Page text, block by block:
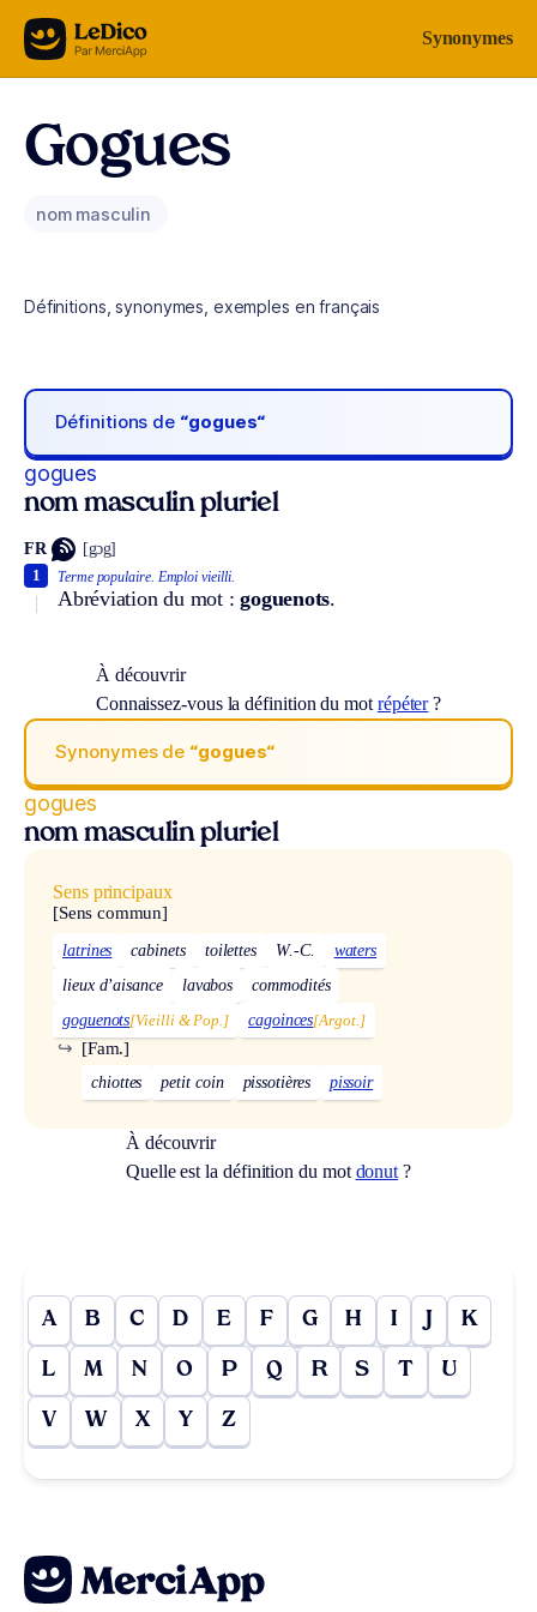
Aller au contenu Synonymes
Gogues
nom masculin
Définitions, synonymes, exemples en français
Définitions de “gogues“
gogues
nom masculin pluriel
FR [gɔg]
Terme populaire. Emploi vieilli.
Abréviation du mot :goguenots.
1
À découvrir
Connaissez-vous la définition du mot répéter?
Synonymes de “gogues“
gogues
nom masculin pluriel
Sens principaux
[Sens commun]
latrines cabinets toilettes W.-C.
waters
lieux d’aisance
lavabos
commodités
goguenots[Vieilli & Pop.] cagoinces[Argot.]
[Fam.]
↪
chiottes petit coin pissotières pissoir
À découvrir
Quelle est la définition du mot donut ?
A B C D E F G H I J K
L M N O P Q R S T U
V W X Y Z